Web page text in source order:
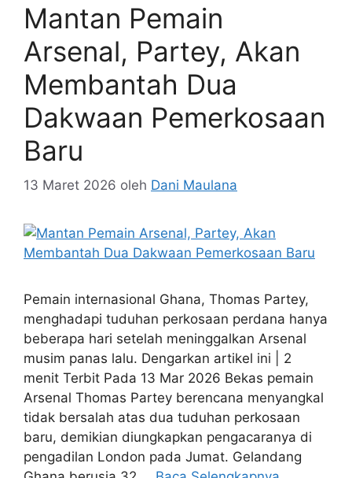
Mantan Pemain
Arsenal, Partey, Akan
Membantah Dua
Dakwaan Pemerkosaan
Baru
13 Maret 2026 oleh Dani Maulana
Pemain internasional Ghana, Thomas Partey,
menghadapi tuduhan perkosaan perdana hanya
beberapa hari setelah meninggalkan Arsenal
musim panas lalu. Dengarkan artikel ini | 2
menit Terbit Pada 13 Mar 2026 Bekas pemain
Arsenal Thomas Partey berencana menyangkal
tidak bersalah atas dua tuduhan perkosaan
baru, demikian diungkapkan pengacaranya di
pengadilan London pada Jumat. Gelandang